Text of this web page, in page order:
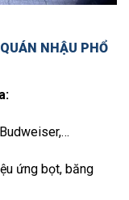
NHẬU PHỔ
ứng bọt, băng